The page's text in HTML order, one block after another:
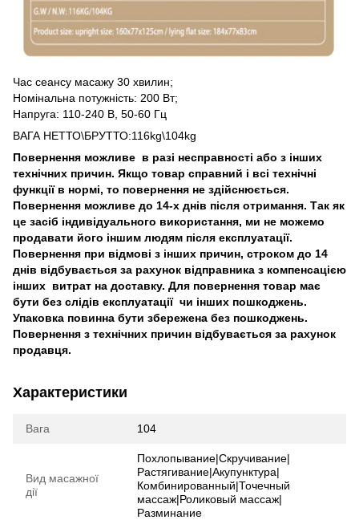
Час сеансу масажу 30 хвилин;
Номінальна потужність: 200 Вт;
Напруга: 110-240 В, 50-60 Гц
ВАГА НЕТТО\БРУТТО:116kg\104kg
Повернення можливе в разі несправності або з інших
технічних причин. Якщо товар справний і всі технічні
функції в нормі, то повернення не здійснюється.
Повернення можливе до 14-х днів після отримання. Так як
це засіб індивідуального використання, ми не можемо
продавати його іншим людям після експлуатації.
Повернення при відмові з інших причин, строком до 14
днів відбувається за рахунок відправника з компенсацією
інших витрат на доставку. Для повернення товар має
бути без слідів експлуатації чи інших пошкоджень.
Упаковка повинна бути збережена без пошкоджень.
Повернення з технічних причин відбувається за рахунок
продавця.
Характеристики
Вага 104
Вид масажної
дії
Похлопывание|Скручивание|
Растягивание|Акупунктура|
Комбинированный|Точечный
массаж|Роликовый массаж|
Разминание